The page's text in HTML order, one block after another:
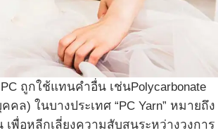
ถูกใช้แทนคำอื่น เช่นPolycarbonate
ล) ในบางประเทศ “PC Yarn” หมายถึง
เพื่อหลีกเลี่ยงความสับสนระหว่างวงการ